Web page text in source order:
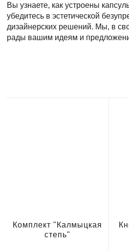
Вы узнаете, как устроены
убедитесь в эстетической
дизайнерских решений. Мы, в
рады вашим идеям и
Комплект "Калмыцкая
степь"